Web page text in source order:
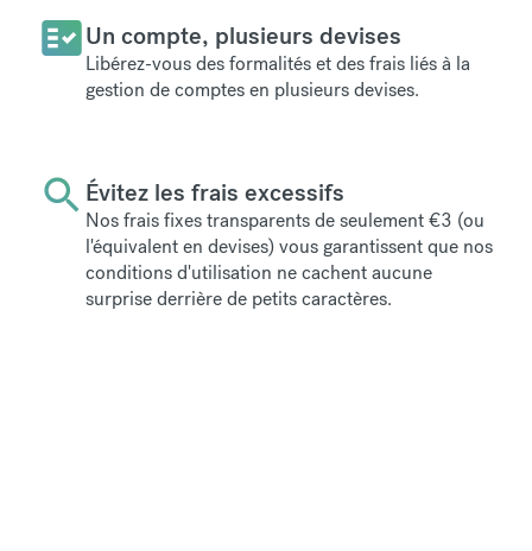
Un compte, plusieurs devises
Libérez-vous des formalités et des frais liés à la
gestion de comptes en plusieurs devises.
Évitez les frais excessifs
Nos frais fixes transparents de seulement€3 (ou
l'équivalent en devises) vous garantissent que nos
conditions d'utilisation ne cachent aucune
surprise derrière de petits caractères.